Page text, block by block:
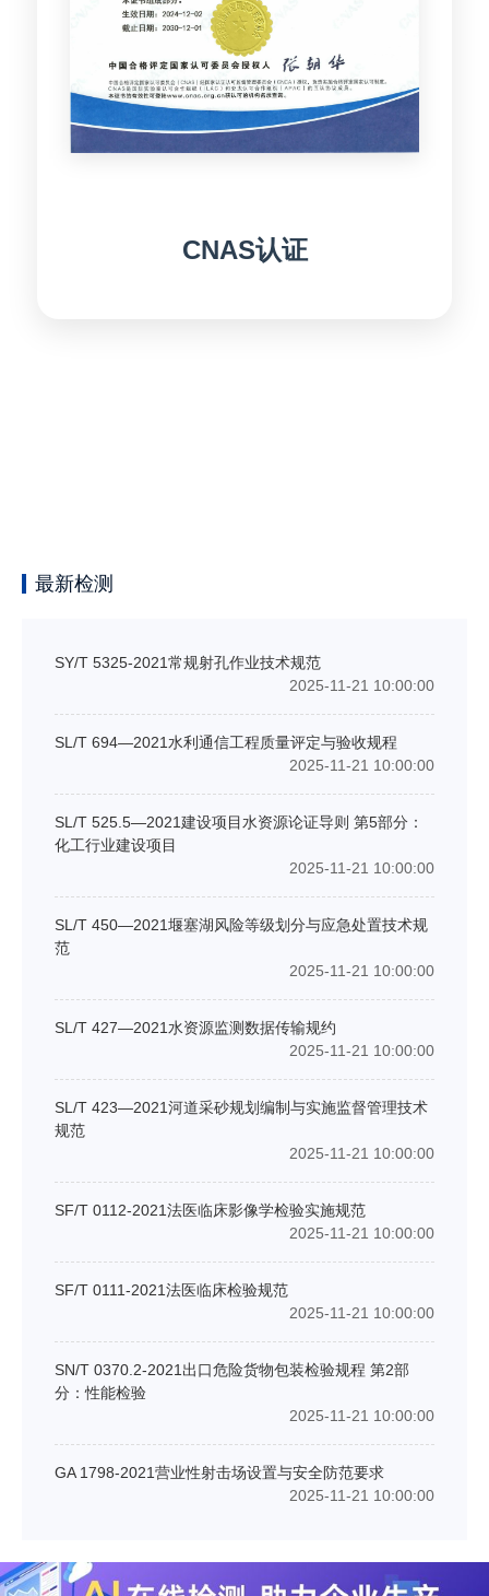
CNAS认证
最新检测
SY/T 5325-2021常规射孔作业技术规范
2025-11-21 10:00:00
SL/T 694—2021水利通信工程质量评定与验收规程
2025-11-21 10:00:00
SL/T 525.5—2021建设项目水资源论证导则 第5部分：
化工行业建设项目
2025-11-21 10:00:00
SL/T 450—2021堰塞湖风险等级划分与应急处置技术规
范
2025-11-21 10:00:00
SL/T 427—2021水资源监测数据传输规约
2025-11-21 10:00:00
SL/T 423—2021河道采砂规划编制与实施监督管理技术
规范
2025-11-21 10:00:00
SF/T 0112-2021法医临床影像学检验实施规范
2025-11-21 10:00:00
SF/T 0111-2021法医临床检验规范
2025-11-21 10:00:00
SN/T 0370.2-2021出口危险货物包装检验规程 第2部
分：性能检验
2025-11-21 10:00:00
GA 1798-2021营业性射击场设置与安全防范要求
2025-11-21 10:00:00